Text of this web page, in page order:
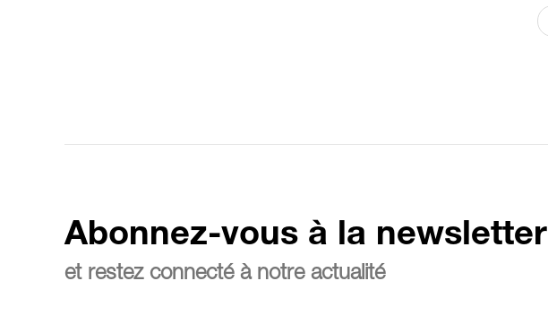
Abonnez-vous à la newsletter
et restez connecté à notre actualité